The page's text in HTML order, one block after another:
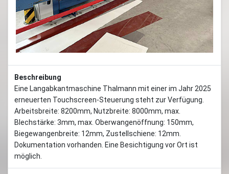
Beschreibung
Eine Langabkantmaschine Thalmann mit einer im Jahr 2025
erneuerten Touchscreen-Steuerung steht zur Verfügung.
Arbeitsbreite: 8200mm, Nutzbreite: 8000mm, max.
Blechstärke: 3mm, max. Oberwangenöffnung: 150mm,
Biegewangenbreite: 12mm, Zustellschiene: 12mm.
Dokumentation vorhanden. Eine Besichtigung vor Ort ist
möglich.